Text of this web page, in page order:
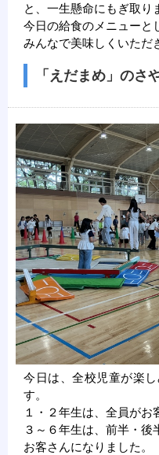
と、一生懸命にもぎ取り
今日の給食のメニューと
みんなで美味しくいただ
「えだまめ」のさ
今日は、全校児童が楽
す。
１・２年生は、全員がお
３～６年生は、前半・後
お客さんになりました。